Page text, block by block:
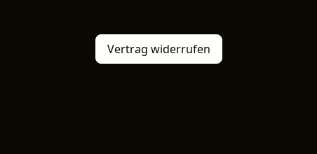
Vertrag widerrufen